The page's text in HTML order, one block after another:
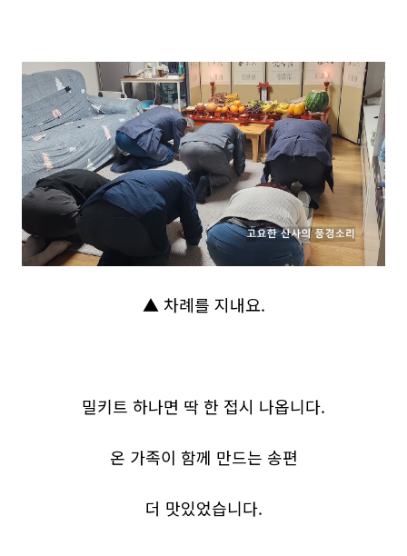
▲ 차례를 지내요.
밀키트 하나면 딱 한 접시 나옵니다.
온 가족이 함께 만드는 송편
더 맛있었습니다.